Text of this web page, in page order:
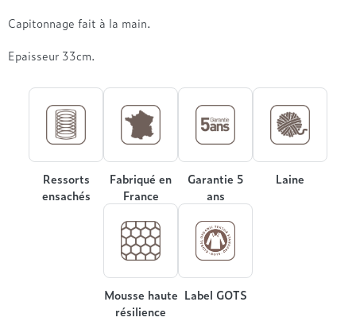
Capitonnage fait à la main.
Epaisseur 33cm.
Ressorts
ensachés
Fabriqué en
France
Garantie 5
ans
Laine
Mousse haute
résilience
Label GOTS